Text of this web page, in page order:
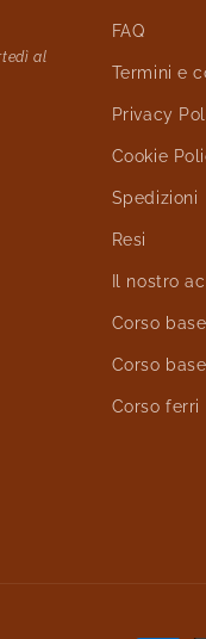
al
FAQ
Termini e
Privacy
Cookie
Spedizioni
Resi
Il nostro
Corso
Corso
Corso